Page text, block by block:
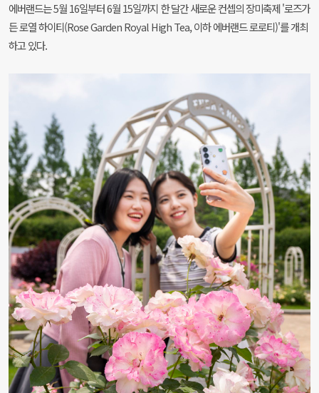
에버랜드는 5월 16일부터 6월 15일까지 한 달간 새로운 컨셉의 장미축제 '로즈가
든 로열 하이티(Rose Garden Royal High Tea, 이하 에버랜드 로로티)'를 개최
하고 있다.